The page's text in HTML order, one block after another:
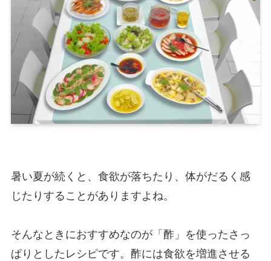
暑い夏が続くと、食欲が落ちたり、体がだるく感
じたりすることがありますよね。
そんなときにおすすめなのが「酢」を使ったさっ
ぱりとしたレシピです。酢には食欲を増進させる